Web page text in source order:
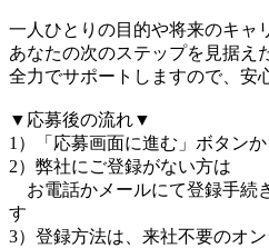
一人ひとりの目的や将来のキャ
あなたの次のステップを見据え
全力でサポートしますので、
▼応募後の流れ▼
1）「応募画面に進む」ボタン
2）弊社にご登録がない方は
お電話かメールにて登録手続
す
3）登録方法は、来社不要のオ